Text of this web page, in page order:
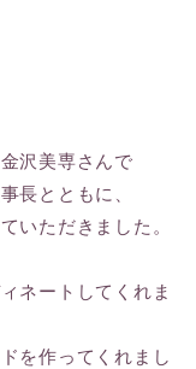
沢美専さんで
長とともに、
いただきました。
ネートしてくれま
を作ってくれまし